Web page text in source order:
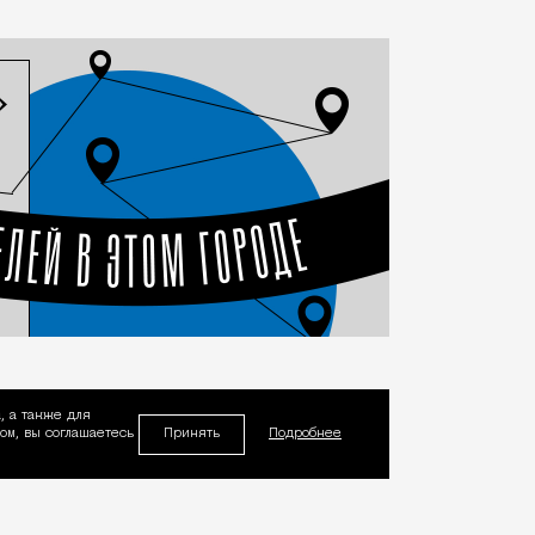
а также для
вы соглашаетесь
Принять Подробнее